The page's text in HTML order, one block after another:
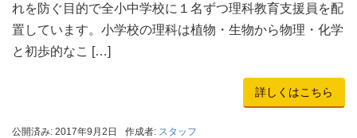
れを防ぐ目的で全小中学校に１名ずつ理科教育支援員を配
置しています。小学校の理科は植物・生物から物理・化学
と初歩的なこ […]
詳しくはこちら
公開済み: 2017年9月2日 作成者: スタッフ